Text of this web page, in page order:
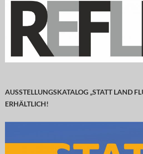
AUSSTELLUNGSKATALOG „STATT LAND
ERHÄLTLICH!